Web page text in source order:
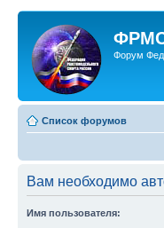
Форум
Список форумов
Вам необходимо
Имя пользователя: